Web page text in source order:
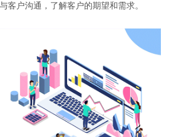
客户沟通，了解客户的期望和需求。